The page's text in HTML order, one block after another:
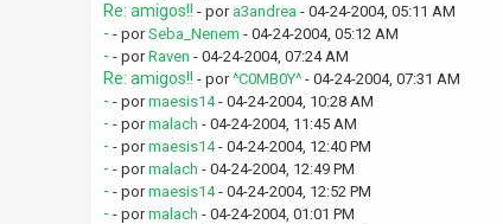
Re: amigos!! - por a3andrea - 04-24-2004, 05:11 AM
- - porSeba_Nenem - 04-24-2004, 05:12 AM
- - porRaven - 04-24-2004, 07:24 AM
Re: amigos!! - por^C0MB0Y^- 04-24-2004, 07:31 AM
- - pormaesis14- 04-24-2004, 10:28 AM
- - pormalach - 04-24-2004, 11:45 AM
- - pormaesis14- 04-24-2004, 12:40 PM
- - pormalach - 04-24-2004, 12:49 PM
- - pormaesis14- 04-24-2004, 12:52 PM
- - pormalach - 04-24-2004, 01:01 PM